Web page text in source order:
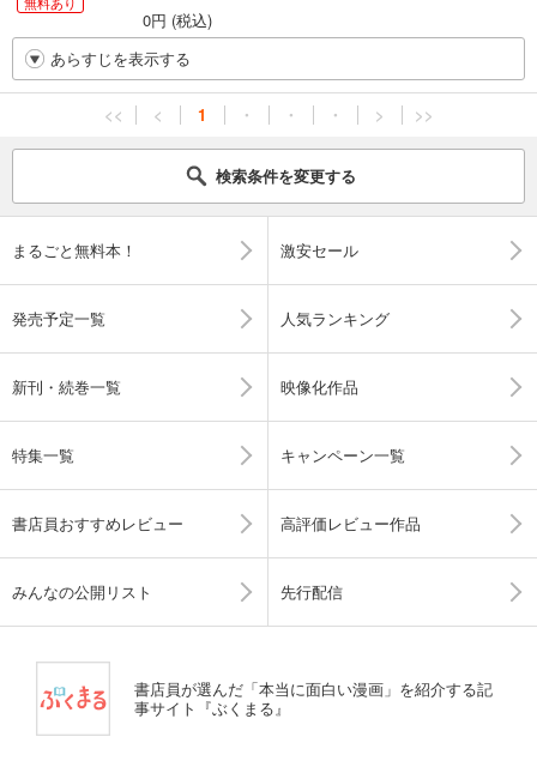
0円 (税込)
あらすじを表示する
<< < 1 ・ ・ ・ > >>
検索条件を変更する
まるごと無料本！ 激安セール
発売予定一覧 人気ランキング
新刊・続巻一覧 映像化作品
特集一覧 キャンペーン一覧
書店員おすすめレビュー 高評価レビュー作品
みんなの公開リスト 先行配信
書店員が選んだ「本当に面白い漫画」を紹介する記
事サイト『ぶくまる』